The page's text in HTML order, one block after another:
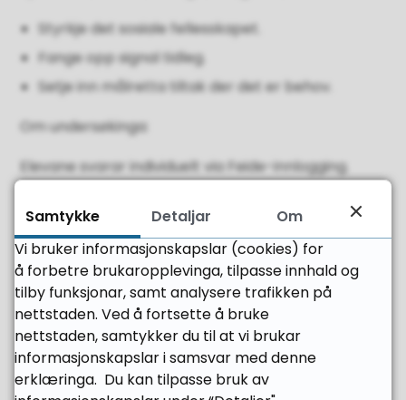
Styrkje det sosiale fellesskapet.
Fange opp signal tidleg.
Setje inn målretta tiltak der det er behov.
Om undersøkinga:
Elevane svarar individuelt via Feide-innlogging.
Undersøkinga er ikkje anonym, men svara er
konfidensielle og blir berre bruka av tilsette som
har behov for informasjonen i arbeidet med
klassemiljøet.
Resultata blir også bruka i det systematiske
arbeidet med elevane sitt psykososiale miljø, i tråd
med Opplæringslova kapittel 12.
Dersom de har spørsmål om Spekter-
Samtykke Detaljar
Om
Vi bruker informasjonskapslar (cookies) for
å forbetre brukaropplevinga, tilpasse innhald og
tilby funksjonar, samt analysere trafikken på
nettstaden. Ved å fortsette å bruke
nettstaden, samtykker du til at vi brukar
informasjonskapslar i samsvar med denne
erklæringa. Du kan tilpasse bruk av